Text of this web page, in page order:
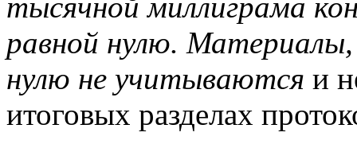
равной нулю.
нулю не учитываются и
итоговых разделах